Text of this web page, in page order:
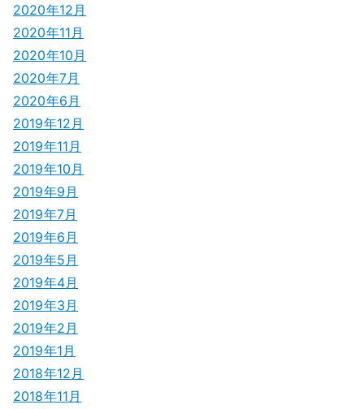
2020年12月
2020年11月
2020年10月
2020年7月
2020年6月
2019年12月
2019年11月
2019年10月
2019年9月
2019年7月
2019年6月
2019年5月
2019年4月
2019年3月
2019年2月
2019年1月
2018年12月
2018年11月